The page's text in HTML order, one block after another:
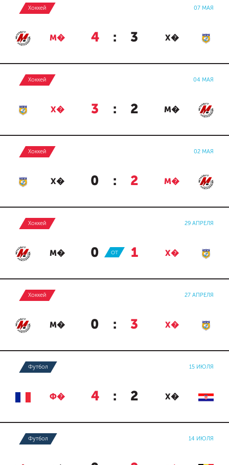
Хоккей 07 МАЯ
М� 4 : 3 Х�
Хоккей 04 МАЯ
Х� 3 : 2 М�
Хоккей 02 МАЯ
Х� 0 : 2 М�
Хоккей 29 АПРЕЛЯ
М� 0 : 1 Х�
ОТ
Хоккей 27 АПРЕЛЯ
М� 0 : 3 Х�
Футбол 15 ИЮЛЯ
Ф� 4 : 2 Х�
Футбол 14 ИЮЛЯ